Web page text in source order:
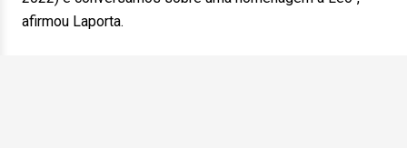
afirmou Laporta.